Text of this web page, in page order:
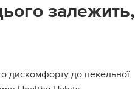
залежить,
дискомфорту до пекельної